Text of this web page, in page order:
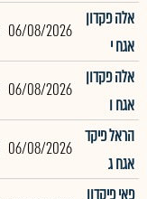
אלה פקדון
אגח י
06/08/2026
אלה פקדון
אגח ו
06/08/2026
הראל פיקד
אגח ג
06/08/2026